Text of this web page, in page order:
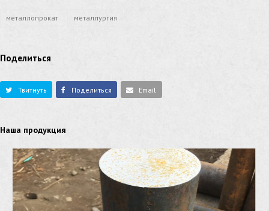
металлопрокат металлургия
Поделиться
Твитнуть Поделиться Email
Наша продукция